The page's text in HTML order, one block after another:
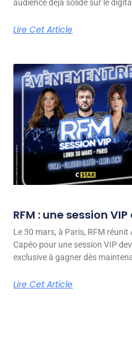
audience déjà solide sur le
Lire Cet Article
RFM : une session
Le 30 mars, à Paris, RFM
Capéo pour une session VIP
exclusive à gagner dès
Lire Cet Article